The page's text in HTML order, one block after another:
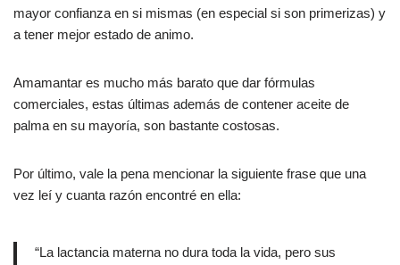
mayor confianza en si mismas (en especial si son primerizas) y
a tener mejor estado de animo.
Amamantar es mucho más barato que dar fórmulas
comerciales, estas últimas además de contener aceite de
palma en su mayoría, son bastante costosas.
Por último, vale la pena mencionar la siguiente frase que una
vez leí y cuanta razón encontré en ella:
“La lactancia materna no dura toda la vida, pero sus